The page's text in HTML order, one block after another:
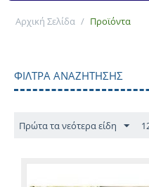
Αρχική Σελίδα / Προϊόντα
ΦΊΛΤΡΑ ΑΝΑΖΉΤΗΣΗΣ
Πρώτα τα νεότερα είδη